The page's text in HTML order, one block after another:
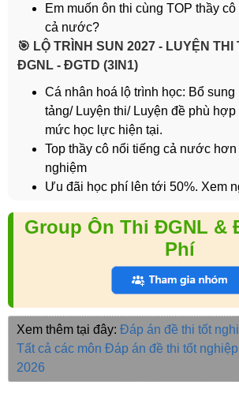
Em muốn ôn thi cùng TOP thầy cô
cả nước?
️🎯 LỘ TRÌNH SUN 2027 - LUYỆN THI
ĐGNL - ĐGTD (3IN1)
Cá nhân hoá lộ trình học: Bổ
tảng/ Luyện thi/ Luyện đề phù
mức học lực hiện tại.
Top thầy cô nổi tiếng cả nước hơn
nghiệm
Ưu đãi học phí lên tới 50%. Xem
Group Ôn Thi ĐGNL &
Phí
Xem thêm tại đây: Đáp án đề thi tốt
Tất cả các môn Đáp án đề thi tốt
2026